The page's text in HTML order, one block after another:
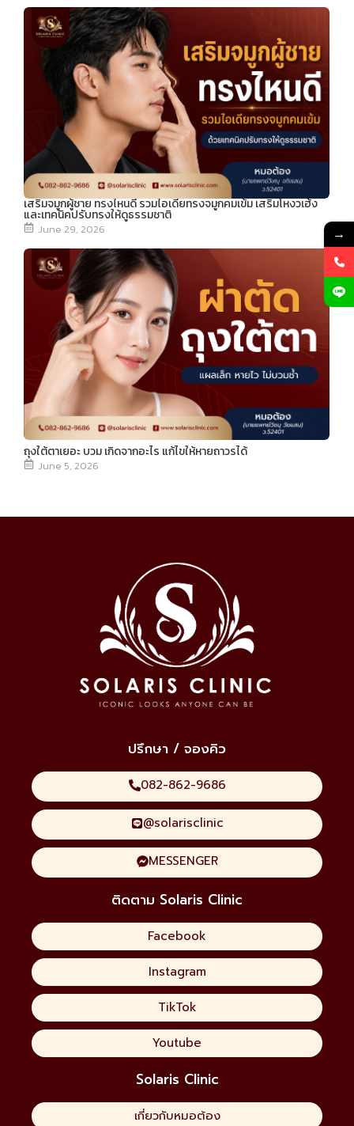
เสริมจมูกผู้ชาย ทรงไหนดี รวมไอเดียทรงจมูกคมเข้ม เสริมโหงวเฮ้ง
และเทคนิคปรับทรงให้ดูธรรมชาติ
June 29, 2026
ถุงใต้ตาเยอะ บวม เกิดจากอะไร แก้ไขให้หายถาวรได้
June 5, 2026
ปรึกษา / จองคิว
082-862-9686
@solarisclinic
MESSENGER
ติดตาม Solaris Clinic
Facebook
Instagram
TikTok
Youtube
Solaris Clinic
เกี่ยวกับหมอต้อง
→